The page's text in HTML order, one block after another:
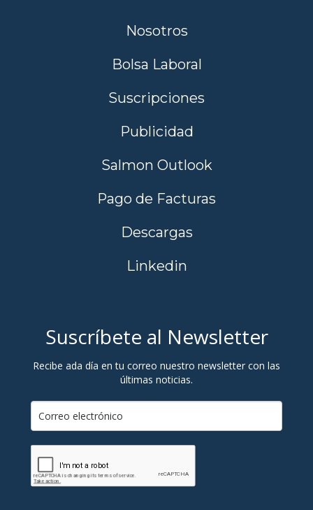
Nosotros
Bolsa Laboral
Suscripciones
Publicidad
Salmon Outlook
Pago de Facturas
Descargas
Linkedin
Suscríbete al Newsletter
Recibe ada día en tu correo nuestro newsletter con las
últimas noticias.